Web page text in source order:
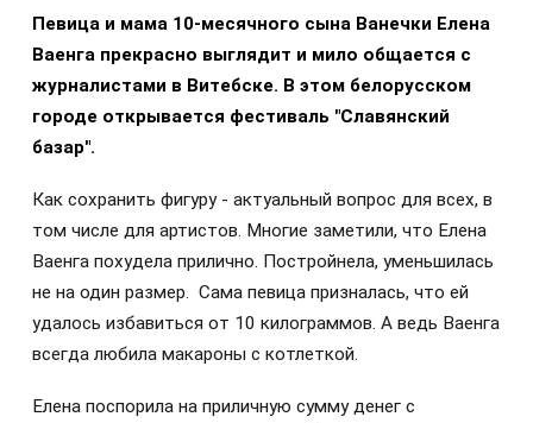
Певица и мама 10-месячного сына Ванечки Елена
Ваенга прекрасно выглядит и мило общается с
журналистами в Витебске. В этом белорусском
городе открывается фестиваль "Славянский
базар".
Как сохранить фигуру - актуальный вопрос для всех, в
том числе для артистов. Многие заметили, что Елена
Ваенга похудела прилично. Постройнела, уменьшилась
не на один размер. Сама певица призналась, что ей
удалось избавиться от 10 килограммов. А ведь Ваенга
всегда любила макароны с котлеткой.
Елена поспорила на приличную сумму денег с